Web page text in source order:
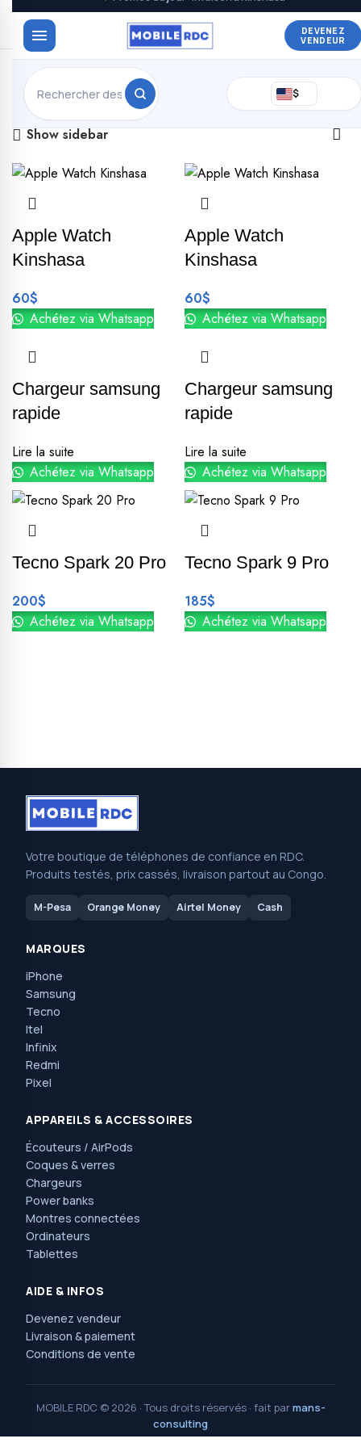
DEVENEZ
VENDEUR
$
6 résultats affichés
Show sidebar
Apple Watch
Kinshasa
60$
Achétez via Whatsapp
Apple Watch
Kinshasa
60$
Achétez via Whatsapp
Chargeur samsung
rapide
Lire la suite
Achétez via Whatsapp
Chargeur samsung
rapide
Lire la suite
Achétez via Whatsapp
Tecno Spark 20 Pro
200$
Achétez via Whatsapp
Tecno Spark 9 Pro
185$
Achétez via Whatsapp
Votre boutique de téléphones de confiance en RDC.
Produits testés, prix cassés, livraison partout au Congo.
M-Pesa Orange Money Airtel Money Cash
MARQUES
iPhone
Samsung
Tecno
Itel
Infinix
Redmi
Pixel
APPAREILS & ACCESSOIRES
Écouteurs / AirPods
Coques & verres
Chargeurs
Power banks
Montres connectées
Ordinateurs
Tablettes
AIDE & INFOS
Devenez vendeur
Livraison & paiement
Conditions de vente
MOBILE RDC © 2026 · Tous droits réservés · fait parmans-
consulting